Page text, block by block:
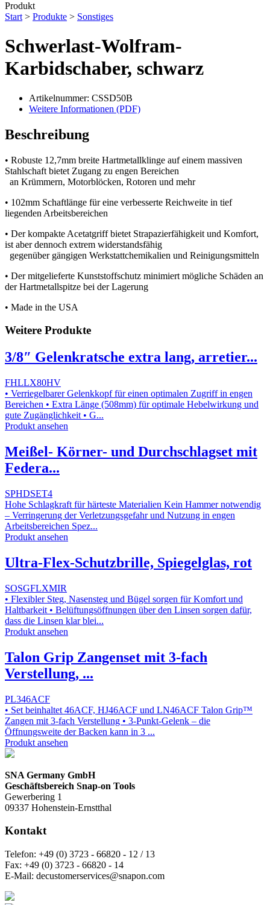
Produkt
Start > Produkte > Sonstiges
Schwerlast-Wolfram-
Karbidschaber, schwarz
Artikelnummer: CSSD50B
Weitere Informationen (PDF)
Beschreibung
• Robuste 12,7mm breite Hartmetallklinge auf einem massiven
Stahlschaft bietet Zugang zu engen Bereichen
an Krümmern, Motorblöcken, Rotoren und mehr
• 102mm Schaftlänge für eine verbesserte Reichweite in tief
liegenden Arbeitsbereichen
• Der kompakte Acetatgriff bietet Strapazierfähigkeit und Komfort,
ist aber dennoch extrem widerstandsfähig
gegenüber gängigen Werkstattchemikalien und Reinigungsmitteln
• Der mitgelieferte Kunststoffschutz minimiert mögliche Schäden an
der Hartmetallspitze bei der Lagerung
• Made in the USA
Weitere Produkte
3/8″ Gelenkratsche extra lang, arretier...
FHLLX80HV
• Verriegelbarer Gelenkkopf für einen optimalen Zugriff in engen
Bereichen • Extra Länge (508mm) für optimale Hebelwirkung und
gute Zugänglichkeit • G...
Produkt ansehen
Meißel- Körner- und Durchschlagset mit
Federa...
SPHDSET4
Hohe Schlagkraft für härteste Materialien Kein Hammer notwendig
– Verringerung der Verletzungsgefahr und Nutzung in engen
Arbeitsbereichen Spez...
Produkt ansehen
Ultra-Flex-Schutzbrille, Spiegelglas, rot
SOSGFLXMIR
• Flexibler Steg, Nasensteg und Bügel sorgen für Komfort und
Haltbarkeit • Belüftungsöffnungen über den Linsen sorgen dafür,
dass die Linsen klar blei...
Produkt ansehen
Talon Grip Zangenset mit 3-fach
Verstellung, ...
PL346ACF
• Set beinhaltet 46ACF, HJ46ACF und LN46ACF Talon Grip™
Zangen mit 3-fach Verstellung • 3-Punkt-Gelenk – die
Öffnungsweite der Backen kann in 3 ...
Produkt ansehen
SNA Germany GmbH
Geschäftsbereich Snap-on Tools
Gewerbering 1
09337 Hohenstein-Ernstthal
Kontakt
Telefon: +49 (0) 3723 - 66820 - 12 / 13
Fax: +49 (0) 3723 - 66820 - 14
E-Mail: decustomerservices@snapon.com